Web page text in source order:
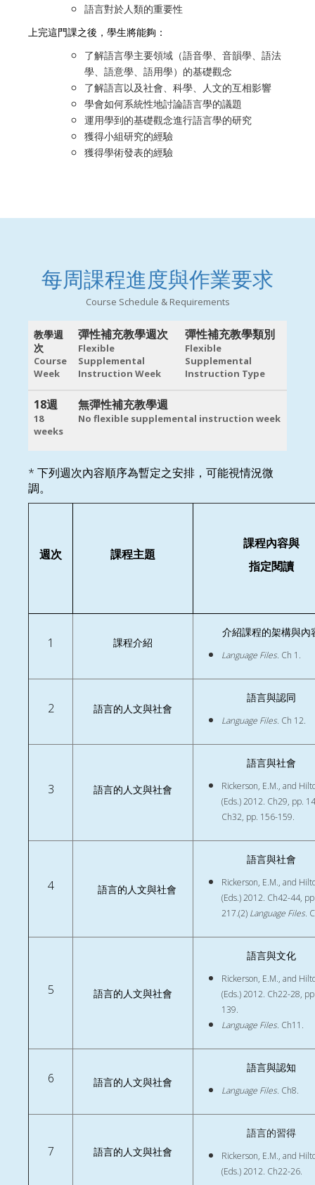
語言對於人類的重要性
上完這門課之後，學生將能夠：
了解語言學主要領域（語音學、音韻學、語法
學、語意學、語用學）的基礎觀念
了解語言以及社會、科學、人文的互相影響
學會如何系統性地討論語言學的議題
運用學到的基礎觀念進行語言學的研究
獲得小組研究的經驗
獲得學術發表的經驗
每周課程進度與作業要求
Course Schedule & Requirements
教學週
次
Course
Week
彈性補充教學週次
Flexible
Supplemental
Instruction Week
彈性補充教學類別
Flexible
Supplemental
Instruction Type
18週
18
weeks
無彈性補充教學週
No flexible supplemental instruction week
* 下列週次內容順序為暫定之安排，可能視情況微
調。
週次 課程主題
課程內容與
指定閱讀
1 課程介紹
介紹課程的架構與內
Language Files. Ch 1.
2 語言的人文與社會
語言與認同
Language Files. Ch 12.
3 語言的人文與社會
語言與社會
Rickerson, E.M., and
(Eds.) 2012. Ch29, pp.
Ch32, pp. 156-159.
4 語言的人文與社會
語言與社會
Rickerson, E.M., and
(Eds.) 2012. Ch42-44,
217.(2) Language Files.
5 語言的人文與社會
語言與文化
Rickerson, E.M., and
(Eds.) 2012. Ch22-28,
139.
Language Files. Ch11.
6 語言的人文與社會
語言與認知
Language Files. Ch8.
7 語言的人文與社會
語言的習得
Rickerson, E.M., and
(Eds.) 2012. Ch22-26.